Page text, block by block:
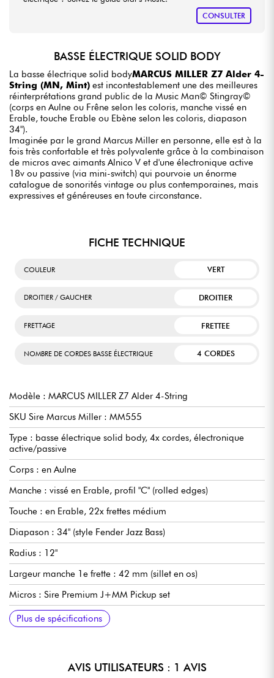
CONSULTER
BASSE ÉLECTRIQUE SOLID BODY
La basse électrique solid bodyMARCUS MILLER Z7 Alder 4-
String (MN, Mint) est incontestablement une des meilleures
réinterprétations grand public de la Music Man© Stingray©
(corps en Aulne ou Frêne selon les coloris, manche vissé en
Erable, touche Erable ou Ebène selon les coloris, diapason
34").
Imaginée par le grand Marcus Miller en personne, elle est à la
fois très confortable et très polyvalente grâce à la combinaison
de micros avec aimants Alnico V et d'une électronique active
18v ou passive (via mini-switch) qui pourvoie un énorme
catalogue de sonorités vintage ou plus contemporaines, mais
expressives et généreuses en toute circonstance.
FICHE TECHNIQUE
COULEUR VERT
DROITIER / GAUCHER DROITIER
FRETTAGE FRETTEE
NOMBRE DE CORDES BASSE ÉLECTRIQUE 4 CORDES
Modèle : MARCUS MILLER Z7 Alder 4-String
SKU Sire Marcus Miller : MM555
Type : basse électrique solid body, 4x cordes, électronique
active/passive
Corps : en Aulne
Manche : vissé en Erable, profil "C" (rolled edges)
Touche : en Erable, 22x frettes médium
Diapason : 34" (style Fender Jazz Bass)
Radius : 12"
Largeur manche 1e frette : 42 mm (sillet en os)
Micros : Sire Premium J+MM Pickup set
Electronique : Sire Marcus Heritage, débrayable active/passive
(18v via 2x piles 9v)
Contrôles : Volume/Tone (potentiomètre concentrique),
Blender, Treble, Middle/Middle Frequency (potentiomètre
Chevalet : Sire Premium MM Bridge
Mécaniques : Sire Premium Open-Gear
Finition corps : brillant
Finition manche : satin
Plus de spécifications
AVIS UTILISATEURS : 1 AVIS